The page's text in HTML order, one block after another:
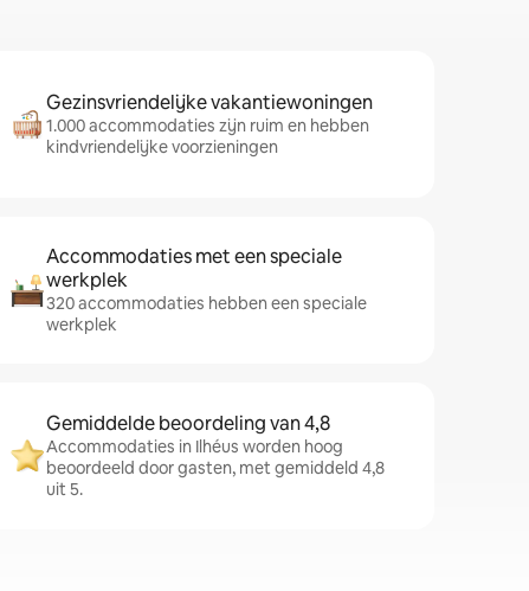
Gezinsvriendelijke vakantiewoningen
1.000 accommodaties zijn ruim en hebben
kindvriendelijke voorzieningen
Accommodaties met een speciale
werkplek
320 accommodaties hebben een speciale
werkplek
Gemiddelde beoordeling van 4,8
Accommodaties in Ilhéus worden hoog
beoordeeld door gasten, met gemiddeld 4,8
uit 5.